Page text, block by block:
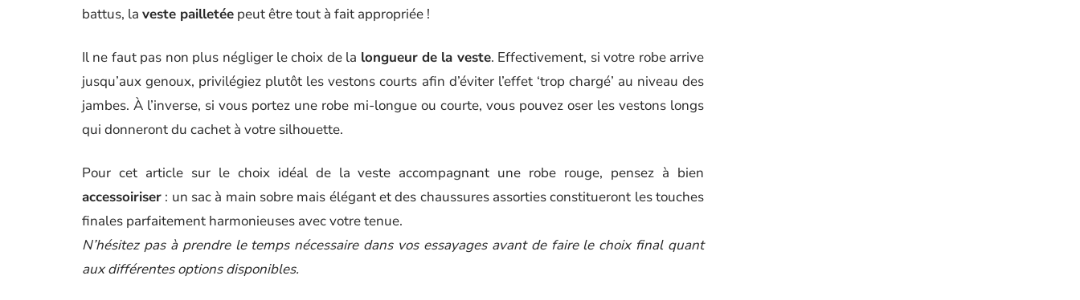
battus, la veste pailletée peut être tout à fait appropriée !
Il ne faut pas non plus négliger le choix de la longueur de la veste. Effectivement, si votre robe arrive
jusqu’aux genoux, privilégiez plutôt les vestons courts afin d’éviter l’effet ‘trop chargé’ au niveau des
jambes. À l’inverse, si vous portez une robe mi-longue ou courte, vous pouvez oser les vestons longs
qui donneront du cachet à votre silhouette.
Pour cet article sur le choix idéal de la veste accompagnant une robe rouge, pensez à bien
accessoiriser : un sac à main sobre mais élégant et des chaussures assorties constitueront les touches
finales parfaitement harmonieuses avec votre tenue.
N’hésitez pas à prendre le temps nécessaire dans vos essayages avant de faire le choix final quant
aux différentes options disponibles.